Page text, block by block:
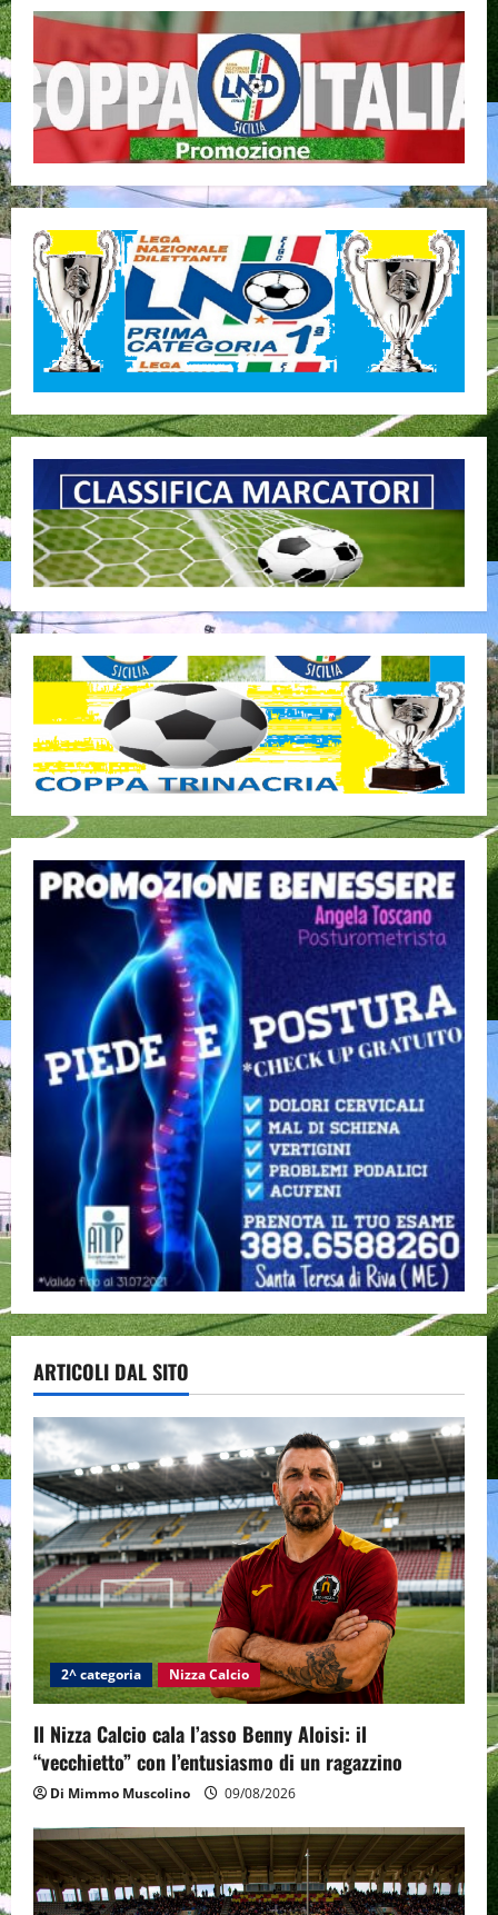
ARTICOLI DAL SITO
2^ categoria Nizza Calcio
Il Nizza Calcio cala l’asso Benny Aloisi: il
“vecchietto” con l’entusiasmo di un ragazzino
Di Mimmo Muscolino 09/08/2026